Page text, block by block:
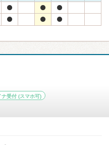
ナ受付 (スマホ可)